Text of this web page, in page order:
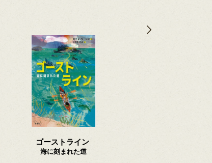
ゴーストライン
海に刻まれた道